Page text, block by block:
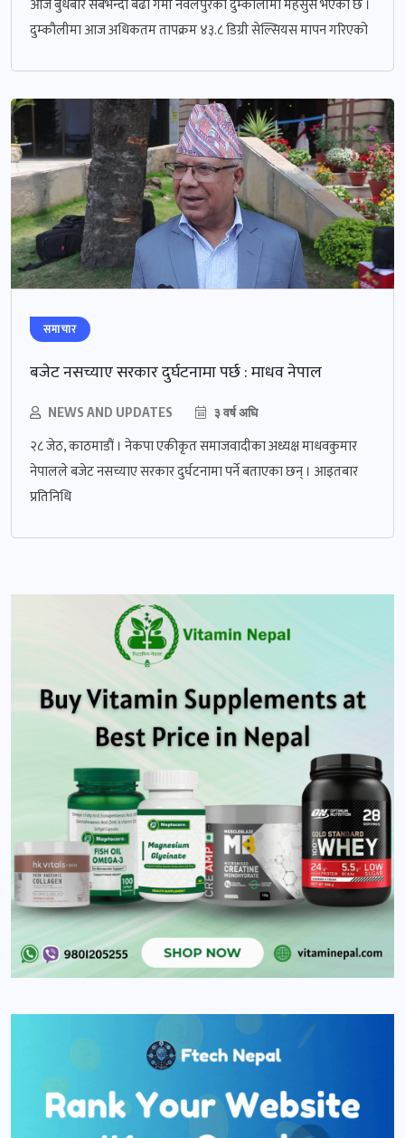
आज बुधबार सबैभन्दा बढी गर्मी नवलपुरको दुम्कौलीमा महसुस भएको छ ।
दुम्कौलीमा आज अधिकतम तापक्रम ४३.८ डिग्री सेल्सियस मापन गरिएको
समाचार
बजेट नसच्याए सरकार दुर्घटनामा पर्छ : माधव नेपाल
NEWS AND UPDATES ३ वर्ष अघि
२८ जेठ, काठमाडौं । नेकपा एकीकृत समाजवादीका अध्यक्ष माधवकुमार
नेपालले बजेट नसच्याए सरकार दुर्घटनामा पर्ने बताएका छन् । आइतबार
प्रतिनिधि